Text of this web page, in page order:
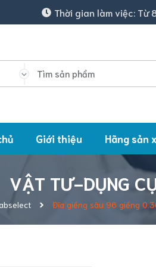
Thời gian làm việc: Từ
Giới thiệu Hãng sản
VẬT TƯ-DỤNG
Đĩa giếng sâu 96 giếng